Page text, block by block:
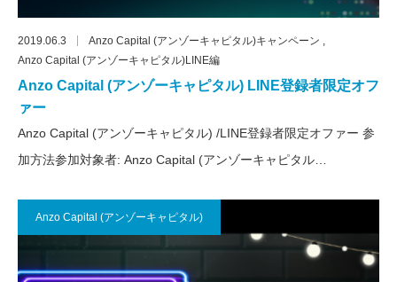
2019.06.3
Anzo Capital (アンゾーキャピタル)キャンペーン
Anzo Capital (アンゾーキャピタル)LINE編
Anzo Capital (アンゾーキャピタル) LINE登録者限定オフ
ァー
Anzo Capital (アンゾーキャピタル) /LINE登録者限定オファー 参
加方法参加対象者: Anzo Capital (アンゾーキャピタル…
Anzo Capital (アンゾーキャピタル)